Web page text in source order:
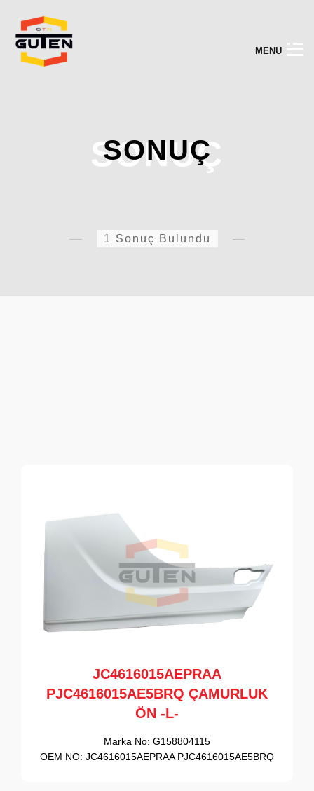
M ENU
SONUÇ
SONUÇ
1 Sonuç Bulundu
JC4616015AEPRAA
PJC4616015AE5BRQ ÇAMURLUK
ÖN -L-
Marka No: G158804115
OEM NO: JC4616015AEPRAA PJC4616015AE5BRQ